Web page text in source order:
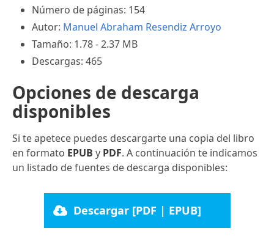
Número de páginas: 154
Autor: Manuel Abraham Resendiz Arroyo
Tamaño: 1.78 - 2.37 MB
Descargas: 465
Opciones de descarga
disponibles
Si te apetece puedes descargarte una copia del libro
en formato EPUB y PDF. A continuación te indicamos
un listado de fuentes de descarga disponibles:
Descargar [PDF | EPUB]